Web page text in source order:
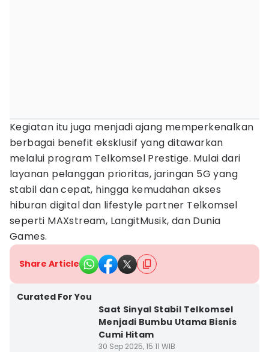
Kegiatan itu juga menjadi ajang memperkenalkan
berbagai benefit eksklusif yang ditawarkan
melalui program Telkomsel Prestige. Mulai dari
layanan pelanggan prioritas, jaringan 5G yang
stabil dan cepat, hingga kemudahan akses
hiburan digital dan lifestyle partner Telkomsel
seperti MAXstream, LangitMusik, dan Dunia
Games.
Share Article
Curated For You
Saat Sinyal Stabil Telkomsel
Menjadi Bumbu Utama Bisnis
Cumi Hitam
30 Sep 2025, 15:11 WIB